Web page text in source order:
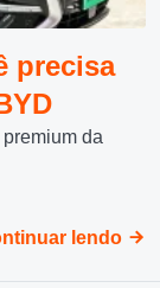
precisa
da
lendo